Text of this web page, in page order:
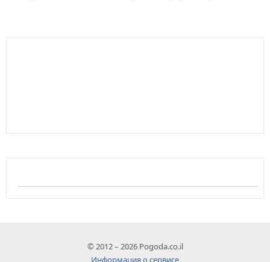
© 2012 – 2026 Pogoda.co.il
Информация о сервисе